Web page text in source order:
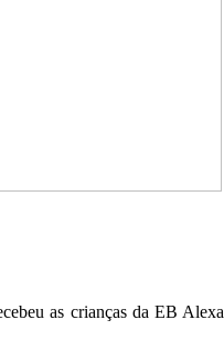
as crianças da EB